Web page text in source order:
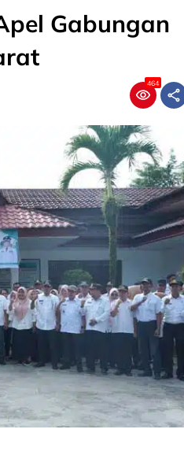
Gabungan
464